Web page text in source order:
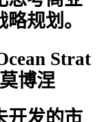
规划。
Strat
博涅